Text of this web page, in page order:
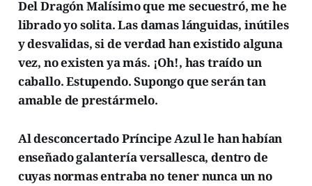
Del Dragón Malísimo que me secuestró, me he
librado yo solita. Las damas lánguidas, inútiles
y desvalidas, si de verdad han existido alguna
vez, no existen ya más. ¡Oh!, has traído un
caballo. Estupendo. Supongo que serán tan
amable de prestármelo.
Al desconcertado Príncipe Azul le han habían
enseñado galantería versallesca, dentro de
cuyas normas entraba no tener nunca un no